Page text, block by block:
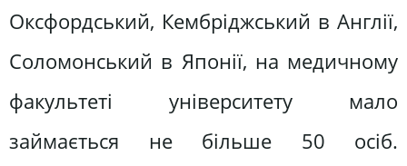
Оксфордський, Кембріджський в Англії,
Соломонський в Японії, на медичному
факультеті університету мало
займається не більше 50 осіб.